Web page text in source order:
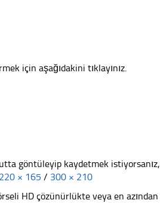
için aşağıdakini tıklayınız.
göntüleyip kaydetmek istiyorsanız,
220 × 165 / 300 × 210
HD çözünürlükte veya en azından